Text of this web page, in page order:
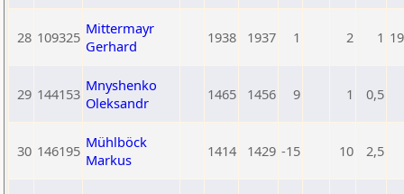
28 109325 Mittermayr
Gerhard
1938 1937 1 2 1
29 144153 Mnyshenko
Oleksandr
1465 1456 9 1 0,5
30 146195 Mühlböck
Markus
1414 1429 -15 10 2,5